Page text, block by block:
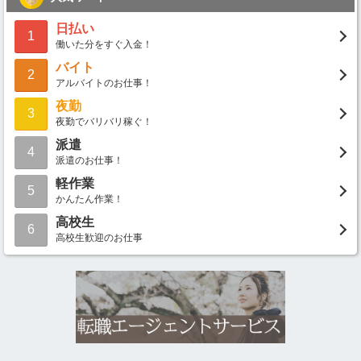
1
日払い
働いた分をすぐ入金！
2
バイト
アルバイトのお仕事！
3
夜勤
夜勤でバリバリ稼ぐ！
4
派遣
派遣のお仕事！
5
軽作業
かんたん作業！
6
高校生
高校生歓迎のお仕事